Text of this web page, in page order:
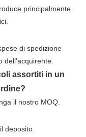
principalmente
di spedizione
dell'acquirente.
assortiti in un
il nostro MOQ.
deposito.